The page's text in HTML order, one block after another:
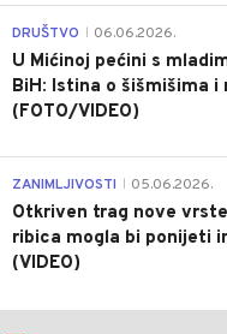
DRUŠTVO 06.06.2026.
U Mićinoj pećini s
BiH: Istina o šišmišima i
(FOTO/VIDEO)
ZANIMLJIVOSTI 05.06.2026.
Otkriven trag nove
ribica mogla bi ponijeti
(VIDEO)